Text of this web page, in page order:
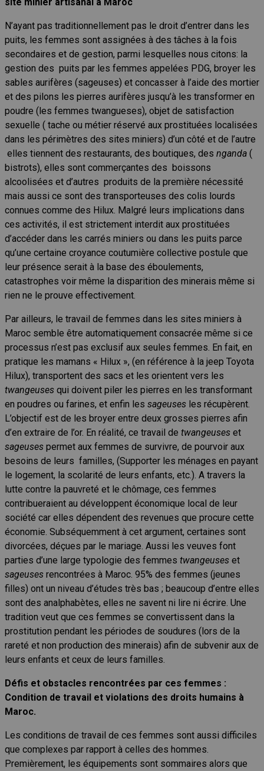
N’ayant pas traditionnellement pas le droit d’entrer dans les
puits, les femmes sont assignées à des tâches à la fois
secondaires et de gestion, parmi lesquelles nous citons: la
gestion des puits par les femmes appelées PDG, broyer les
sables aurifères (sageuses) et concasser à l’aide des mortier
et des pilons les pierres aurifères jusqu’à les transformer en
poudre (les femmes twangueses), objet de satisfaction
sexuelle ( tache ou métier réservé aux prostituées localisées
dans les périmètres des sites miniers) d’un côté et de l’autre
elles tiennent des restaurants, des boutiques, des nganda (
bistrots), elles sont commerçantes des boissons
alcoolisées et d’autres produits de la première nécessité
mais aussi ce sont des transporteuses des colis lourds
connues comme des Hilux. Malgré leurs implications dans
ces activités, il est strictement interdit aux prostituées
d’accéder dans les carrés miniers ou dans les puits parce
qu’une certaine croyance coutumière collective postule que
leur présence serait à la base des éboulements,
catastrophes voir même la disparition des minerais même si
rien ne le prouve effectivement.
Par ailleurs, le travail de femmes dans les sites miniers à
Maroc semble être automatiquement consacrée même si ce
processus n’est pas exclusif aux seules femmes. En fait, en
pratique les mamans « Hilux », (en référence à la jeep Toyota
Hilux), transportent des sacs et les orientent vers les
twangeuses qui doivent piler les pierres en les transformant
en poudres ou farines, et enfin les sageuses les récupèrent.
L’objectif est de les broyer entre deux grosses pierres afin
d’en extraire de l’or. En réalité, ce travail de twangeuses et
sageuses permet aux femmes de survivre, de pourvoir aux
besoins de leurs familles, (Supporter les ménages en payant
le logement, la scolarité de leurs enfants, etc.). A travers la
lutte contre la pauvreté et le chômage, ces femmes
contribueraient au développent économique local de leur
société car elles dépendent des revenues que procure cette
économie. Subséquemment à cet argument, certaines sont
divorcées, déçues par le mariage. Aussi les veuves font
parties d’une large typologie des femmes twangeuses et
sageuses rencontrées à Maroc. 95% des femmes (jeunes
filles) ont un niveau d’études très bas ; beaucoup d’entre elles
sont des analphabètes, elles ne savent ni lire ni écrire. Une
tradition veut que ces femmes se convertissent dans la
prostitution pendant les périodes de soudures (lors de la
rareté et non production des minerais) afin de subvenir aux de
leurs enfants et ceux de leurs familles.
Défis et obstacles rencontrées par ces femmes :
Condition de travail et violations des droits humains à
Maroc.
Les conditions de travail de ces femmes sont aussi difficiles
que complexes par rapport à celles des hommes.
Premièrement, les équipements sont sommaires alors que